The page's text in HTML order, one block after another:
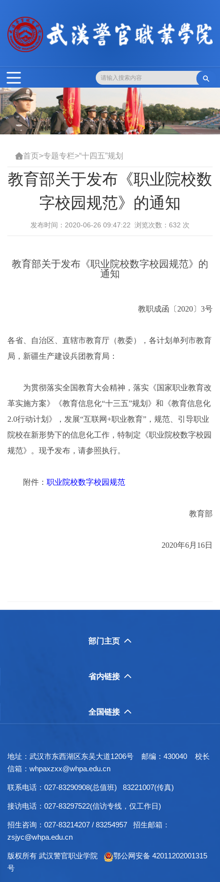

首页>专题专栏>“十四五”规划
教育部关于发布《职业院校数
字校园规范》的通知
发布时间：2020-06-26 09:47:22 浏览次数： 632 次
教育部关于发布《职业院校数字校园规范》的
通知
教职成函〔2020〕3号
各省、自治区、直辖市教育厅（教委），各计划单列市教育
局，新疆生产建设兵团教育局：
为贯彻落实全国教育大会精神，落实《国家职业教育改
革实施方案》《教育信息化“十三五”规划》和《教育信息化
2.0行动计划》，发展“互联网+职业教育”，规范、引导职业
院校在新形势下的信息化工作，特制定《职业院校数字校园
规范》。现予发布，请参照执行。
附件： 职业院校数字校园规范
教育部
2020年6月16日
部门主页 
省内链接 
全国链接 
地址：武汉市东西湖区东吴大道1206号 邮编：430040 校长
信箱：whpaxzxx@whpa.edu.cn
联系电话：027-83290908(总值班) 83221007(传真)
接访电话：027-83297522(信访专线，仅工作日)
招生咨询：027-83214207 / 83254957 招生邮箱：
zsjyc@whpa.edu.cn
版权所有 武汉警官职业学院
鄂公网安备 42011202001315
号